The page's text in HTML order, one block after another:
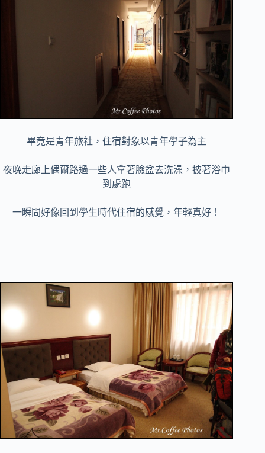
畢竟是青年旅社，住宿對象以青年學子為主
夜晚走廊上偶爾路過一些人拿著臉盆去洗澡，披著浴巾
到處跑
一瞬間好像回到學生時代住宿的感覺，年輕真好！